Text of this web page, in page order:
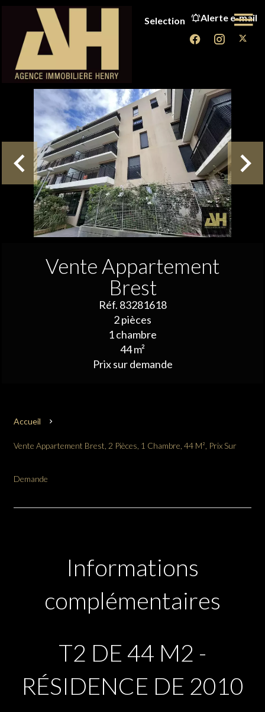
Selection Alerte e-mail
Vente Appartement
Brest
Réf. 83281618
2 pièces
1 chambre
44 m²
Prix sur demande
Accueil
Vente Appartement Brest, 2 Pièces, 1 Chambre, 44 M², Prix Sur
Demande
Informations
complémentaires
T2 DE 44 M2 -
RÉSIDENCE DE 2010